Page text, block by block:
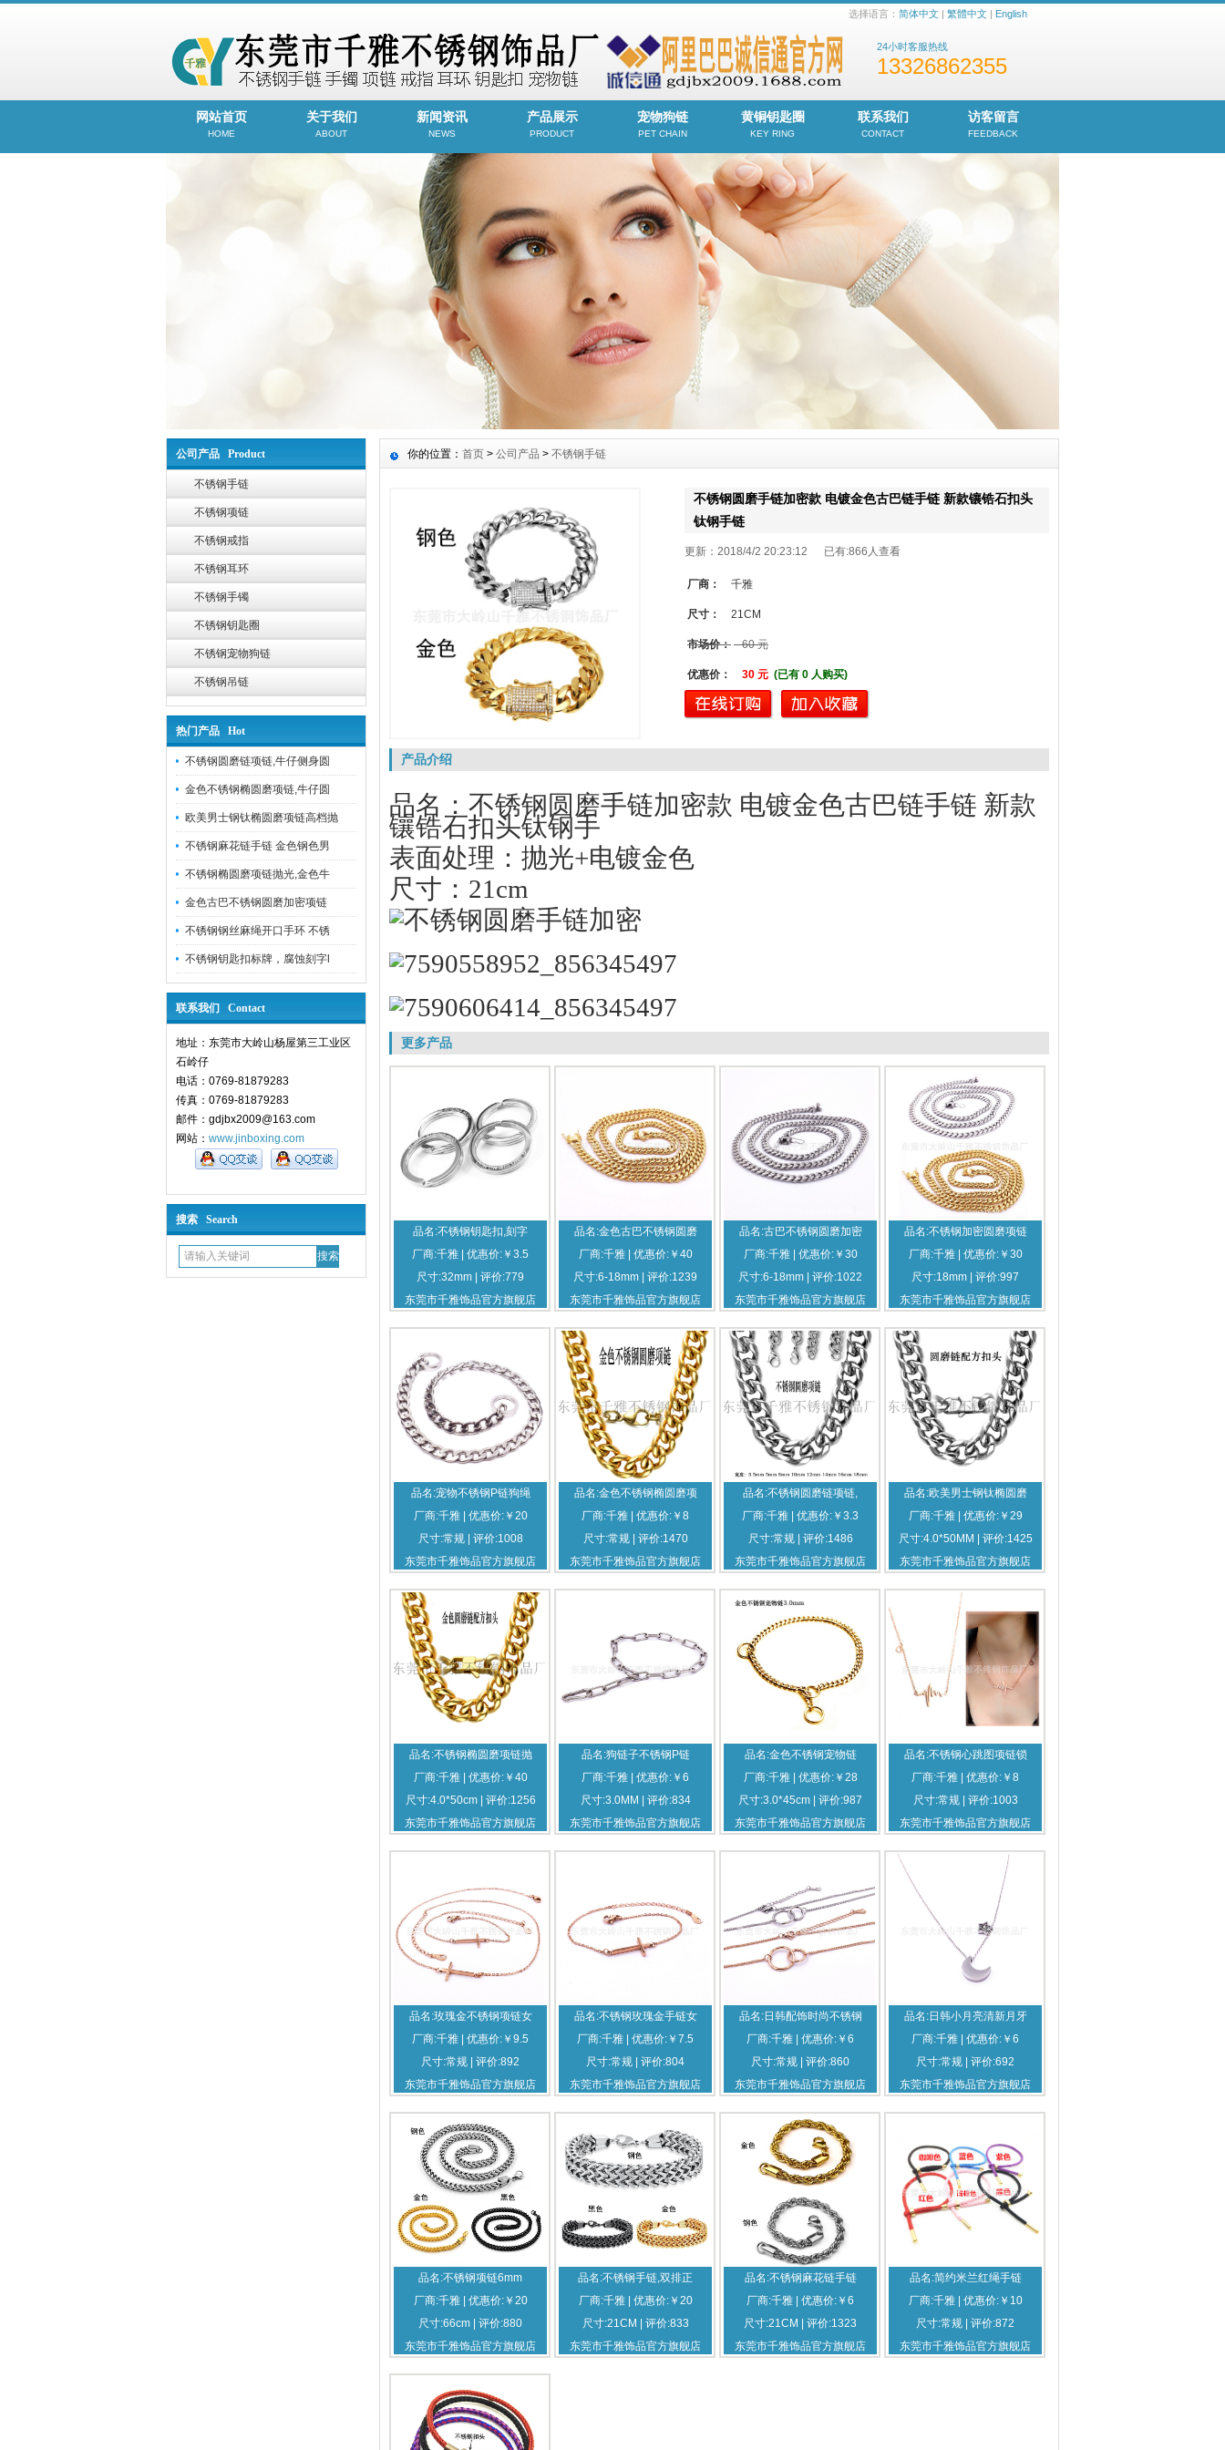
选择语言： 简体中文 | 繁體中文 | English
24小时客服热线
13326862355
网站首页
HOME
关于我们
ABOUT
新闻资讯
NEWS
产品展示
PRODUCT
宠物狗链
PET CHAIN
黄铜钥匙圈
KEY RING
联系我们
CONTACT
访客留言
FEEDBACK
公司产品 Product
不锈钢手链
不锈钢项链
不锈钢戒指
不锈钢耳环
不锈钢手镯
不锈钢钥匙圈
不锈钢宠物狗链
不锈钢吊链
热门产品 Hot
不锈钢圆磨链项链,牛仔侧身圆
金色不锈钢椭圆磨项链,牛仔圆
欧美男士钢钛椭圆磨项链高档抛
不锈钢麻花链手链 金色钢色男
不锈钢椭圆磨项链抛光,金色牛
金色古巴不锈钢圆磨加密项链
不锈钢钢丝麻绳开口手环 不锈
不锈钢钥匙扣标牌，腐蚀刻字l
联系我们 Contact
地址：东莞市大岭山杨屋第三工业区
石岭仔
电话：0769-81879283
传真：0769-81879283
邮件：gdjbx2009@163.com
网站： www.jinboxing.com
搜索 Search
你的位置： 首页 > 公司产品 > 不锈钢手链
不锈钢圆磨手链加密款 电镀金色古巴链手链 新款镶锆石扣头
钛钢手链
更新：2018/4/2 20:23:12 已有:866人查看
厂商： 千雅
尺寸： 21CM
市场价： 60 元
优惠价： 30 元 (已有 0 人购买)
产品介绍
品名：不锈钢圆磨手链加密款 电镀金色古巴链手链 新款
镶锆石扣头钛钢手
表面处理：抛光+电镀金色
尺寸：21cm
更多产品
品名:不锈钢钥匙扣,刻字
厂商:千雅 | 优惠价:￥3.5
尺寸:32mm | 评价:779
东莞市千雅饰品官方旗舰店
品名:金色古巴不锈钢圆磨
厂商:千雅 | 优惠价:￥40
尺寸:6-18mm | 评价:1239
东莞市千雅饰品官方旗舰店
品名:古巴不锈钢圆磨加密
厂商:千雅 | 优惠价:￥30
尺寸:6-18mm | 评价:1022
东莞市千雅饰品官方旗舰店
品名:不锈钢加密圆磨项链
厂商:千雅 | 优惠价:￥30
尺寸:18mm | 评价:997
东莞市千雅饰品官方旗舰店
品名:宠物不锈钢P链狗绳
厂商:千雅 | 优惠价:￥20
尺寸:常规 | 评价:1008
东莞市千雅饰品官方旗舰店
品名:金色不锈钢椭圆磨项
厂商:千雅 | 优惠价:￥8
尺寸:常规 | 评价:1470
东莞市千雅饰品官方旗舰店
品名:不锈钢圆磨链项链,
厂商:千雅 | 优惠价:￥3.3
尺寸:常规 | 评价:1486
东莞市千雅饰品官方旗舰店
品名:欧美男士钢钛椭圆磨
厂商:千雅 | 优惠价:￥29
尺寸:4.0*50MM | 评价:1425
东莞市千雅饰品官方旗舰店
品名:不锈钢椭圆磨项链抛
厂商:千雅 | 优惠价:￥40
尺寸:4.0*50cm | 评价:1256
东莞市千雅饰品官方旗舰店
品名:狗链子不锈钢P链
厂商:千雅 | 优惠价:￥6
尺寸:3.0MM | 评价:834
东莞市千雅饰品官方旗舰店
品名:金色不锈钢宠物链
厂商:千雅 | 优惠价:￥28
尺寸:3.0*45cm | 评价:987
东莞市千雅饰品官方旗舰店
品名:不锈钢心跳图项链锁
厂商:千雅 | 优惠价:￥8
尺寸:常规 | 评价:1003
东莞市千雅饰品官方旗舰店
品名:玫瑰金不锈钢项链女
厂商:千雅 | 优惠价:￥9.5
尺寸:常规 | 评价:892
东莞市千雅饰品官方旗舰店
品名:不锈钢玫瑰金手链女
厂商:千雅 | 优惠价:￥7.5
尺寸:常规 | 评价:804
东莞市千雅饰品官方旗舰店
品名:日韩配饰时尚不锈钢
厂商:千雅 | 优惠价:￥6
尺寸:常规 | 评价:860
东莞市千雅饰品官方旗舰店
品名:日韩小月亮清新月牙
厂商:千雅 | 优惠价:￥6
尺寸:常规 | 评价:692
东莞市千雅饰品官方旗舰店
品名:不锈钢项链6mm
厂商:千雅 | 优惠价:￥20
尺寸:66cm | 评价:880
东莞市千雅饰品官方旗舰店
品名:不锈钢手链,双排正
厂商:千雅 | 优惠价:￥20
尺寸:21CM | 评价:833
东莞市千雅饰品官方旗舰店
品名:不锈钢麻花链手链
厂商:千雅 | 优惠价:￥6
尺寸:21CM | 评价:1323
东莞市千雅饰品官方旗舰店
品名:简约米兰红绳手链
厂商:千雅 | 优惠价:￥10
尺寸:常规 | 评价:872
东莞市千雅饰品官方旗舰店